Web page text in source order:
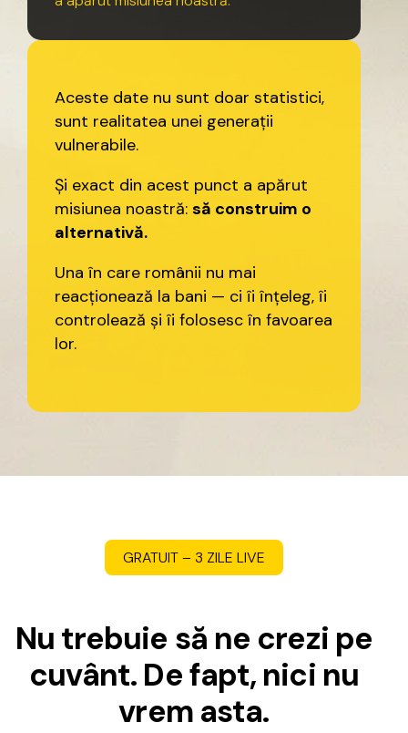
Aceste date nu sunt doar statistici,
sunt realitatea unei generații
vulnerabile.
Și exact din acest punct a apărut
misiunea noastră: să construim o
alternativă.
Una în care românii nu mai
reacționează la bani — ci îi înțeleg, îi
controlează și îi folosesc în favoarea
lor.
GRATUIT – 3 ZILE LIVE
Nu trebuie să ne crezi pe
cuvânt. Defapt, nici nu
vrem asta.